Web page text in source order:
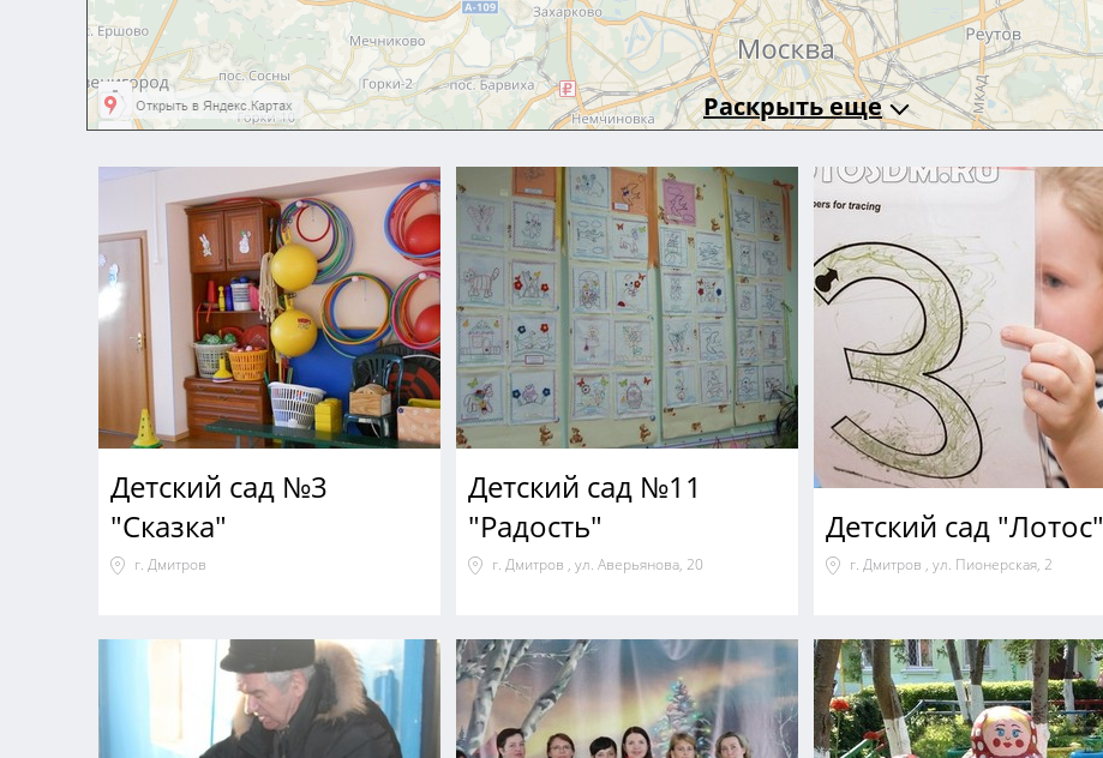
Раскрыть еще
Детский сад №3
"Сказка"
г. Дмитров
Детский сад №11
"Радость"
г. Дмитров , ул. Аверьянова, 20
Детский сад "Лотос"
г. Дмитров , ул. Пионерская, 2